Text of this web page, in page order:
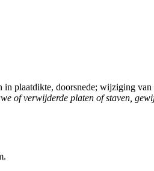
plaatdikte, doorsnede; wijziging
of verwijderde platen of staven,